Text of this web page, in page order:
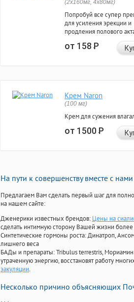
(2х160мг, 4х80мг)
Попробуй все супер
для усиления эрекции и
продления полового
от 158Р
Крем Naron
(100 мг)
Крем для сужения
от 1500Р
На пути к совершенству вместе с нами
Предлагаем Вам сделать первый шаг для
на нашем сайте:
Дженерики известных брендов: Цены на
сделать интимную сторону Вашей жизни
Синтетические гормоны роста: Динатроп,
лишнего веса
БАДы и препараты:Tribulus terrestris, Мориамин
утраченную энергию, восстановят работу
эакуляции.
Несколько причино объясняющих